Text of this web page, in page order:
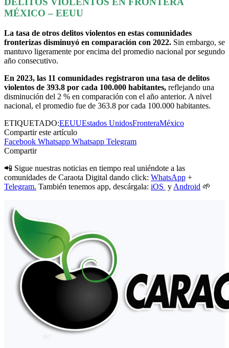
MÉXICO – EEUU
La tasa de otros delitos violentos en estas comunidades
fronterizas disminuyó en comparación con 2022. Sin embargo, se
mantuvo ligeramente por encima del promedio nacional por segundo
año consecutivo.
En 2023, las 11 comunidades registraron una tasa de delitos
violentos de 393.8 por cada 100.000 habitantes, reflejando una
disminución del 2 % en comparación con el año anterior. A nivel
nacional, el promedio fue de 363.8 por cada 100.000 habitantes.
ETIQUETADO:EEUUEstados UnidosFronteraMéxico
Compartir este artículo
Facebook Whatsapp Whatsapp Telegram
Compartir
📲 Sigue nuestras noticias en tiempo real uniéndote a las
comunidades de Caraota Digital dando click: WhatsApp +
Telegram. También tenemos app, descárgala: iOS y Android 🌱